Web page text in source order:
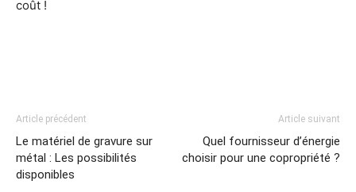
coût !
Article précédent
Le matériel de gravure sur
métal : Les possibilités
disponibles
Article suivant
Quel fournisseur d’énergie
choisir pour une copropriété ?